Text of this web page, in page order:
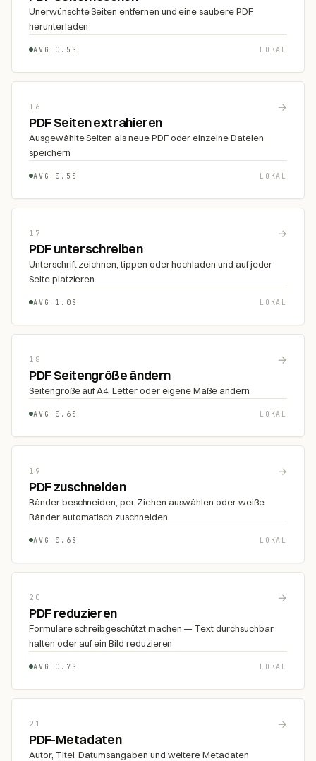
Unerwünschte Seiten entfernen und eine saubere PDF
herunterladen
AVG 0.5S LOKAL
16 →
PDF Seiten extrahieren
Ausgewählte Seiten als neue PDF oder einzelne Dateien
speichern
AVG 0.5S LOKAL
17 →
PDF unterschreiben
Unterschrift zeichnen, tippen oder hochladen und auf jeder
Seite platzieren
AVG 1.0S LOKAL
18 →
PDF Seitengröße ändern
Seitengröße auf A4, Letter oder eigene Maße ändern
AVG 0.6S LOKAL
19 →
PDF zuschneiden
Ränder beschneiden, per Ziehen auswählen oder weiße
Ränder automatisch zuschneiden
AVG 0.6S LOKAL
20 →
PDF reduzieren
Formulare schreibgeschützt machen — Text durchsuchbar
halten oder auf ein Bild reduzieren
AVG 0.7S LOKAL
21 →
PDF-Metadaten
Autor, Titel, Datumsangaben und weitere Metadaten